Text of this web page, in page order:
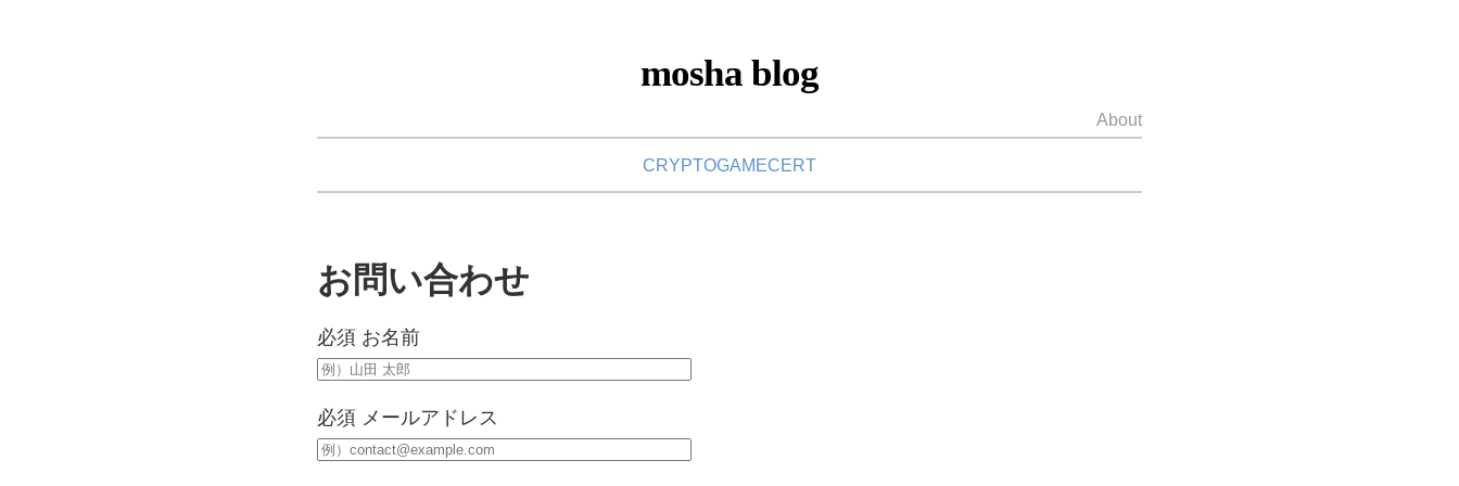
mosha blog
CRYPTOGAMECERT
About
お問い合わせ
必須 お名前
必須 メールアドレス